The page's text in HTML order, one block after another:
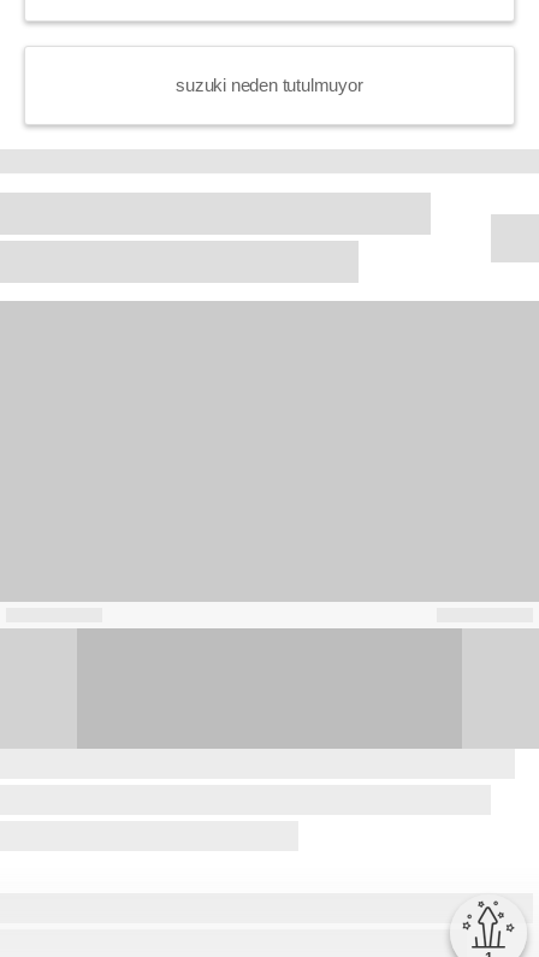
suzuki neden tutulmuyor